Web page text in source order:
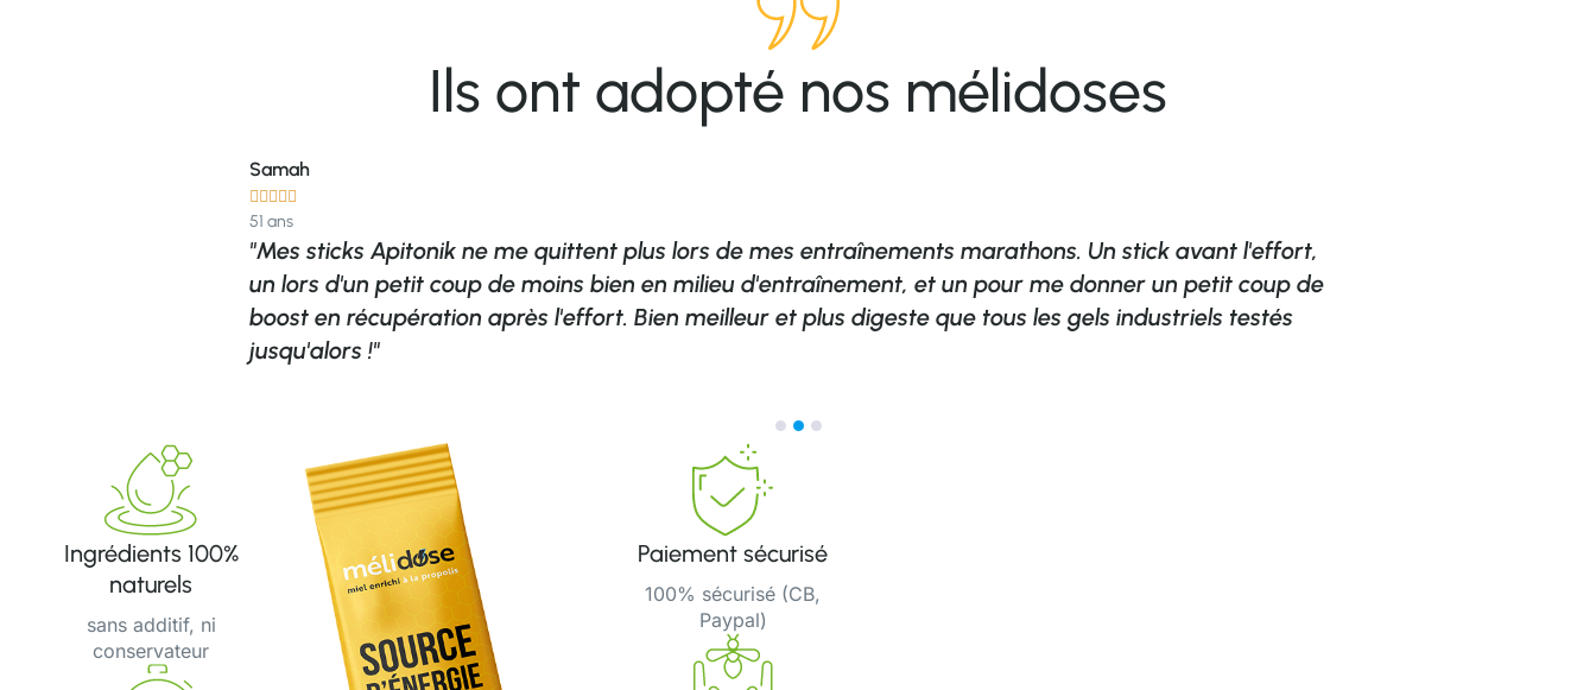
Ils ont adopté nos mélidoses
Samah

51 ans
"Mes sticks Apitonik ne me quittent plus lors de mes entraînements marathons. Un stick avant l'effort,
un lors d'un petit coup de moins bien en milieu d'entraînement, et un pour me donner un petit coup de
boost en récupération après l'effort. Bien meilleur et plus digeste que tous les gels industriels testés
jusqu'alors !"
Ingrédients 100%
naturels
sans additif, ni
conservateur
Paiement sécurisé
100% sécurisé (CB,
Paypal)